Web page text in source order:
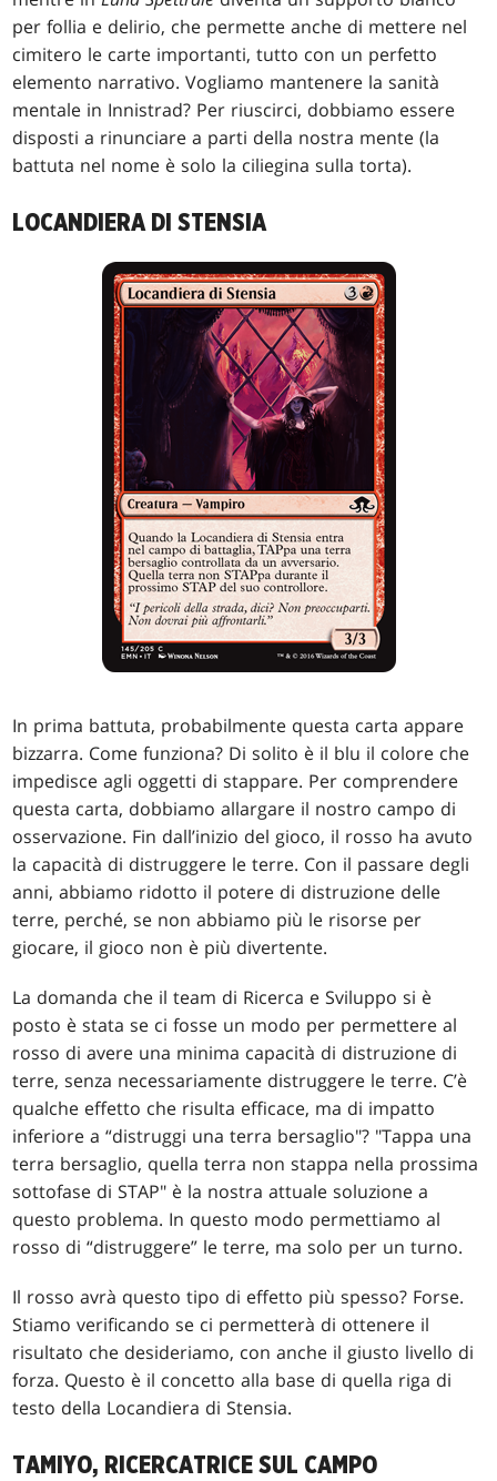
per follia e delirio, che permette anche di mettere nel
cimitero le carte importanti, tutto con un perfetto
elemento narrativo. Vogliamo mantenere la sanità
mentale in Innistrad? Per riuscirci, dobbiamo essere
disposti a rinunciare a parti della nostra mente (la
battuta nel nome è solo la ciliegina sulla torta).
LOCANDIERA DI STENSIA
In prima battuta, probabilmente questa carta appare
bizzarra. Come funziona? Di solito è il blu il colore che
impedisce agli oggetti di stappare. Per comprendere
questa carta, dobbiamo allargare il nostro campo di
osservazione. Fin dall’inizio del gioco, il rosso ha avuto
la capacità di distruggere le terre. Con il passare degli
anni, abbiamo ridotto il potere di distruzione delle
terre, perché, se non abbiamo più le risorse per
giocare, il gioco non è più divertente.
La domanda che il team di Ricerca e Sviluppo si è
posto è stata se ci fosse un modo per permettere al
rosso di avere una minima capacità di distruzione di
terre, senza necessariamente distruggere le terre. C’è
qualche effetto che risulta efficace, ma di impatto
inferiore a “distruggi una terra bersaglio"? "Tappa una
terra bersaglio, quella terra non stappa nella prossima
sottofase di STAP" è la nostra attuale soluzione a
questo problema. In questo modo permettiamo al
rosso di “distruggere” le terre, ma solo per un turno.
Il rosso avrà questo tipo di effetto più spesso? Forse.
Stiamo verificando se ci permetterà di ottenere il
risultato che desideriamo, con anche il giusto livello di
forza. Questo è il concetto alla base di quella riga di
testo della Locandiera di Stensia.
TAMIYO, RICERCATRICE SUL CAMPO